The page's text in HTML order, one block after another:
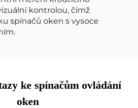
kontrolou, čímž
spínačů oken s vysoce
ke spínačům ovládání
oken